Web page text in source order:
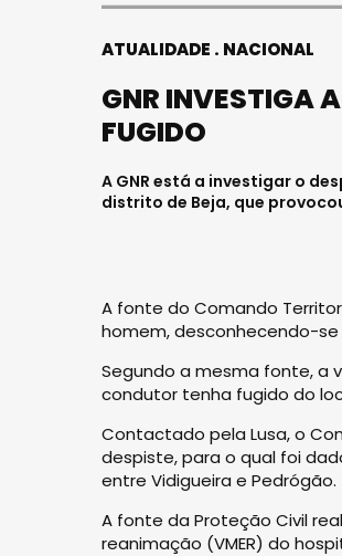
ATUALIDADE NACIONAL
GNR INVESTIGA
FUGIDO
A GNR está a investigar o
distrito de Beja, que
A fonte do Comando
homem, desconhecendo-
Segundo a mesma fonte, a
condutor tenha fugido do
Contactado pela Lusa, o
despiste, para o qual foi
entre Vidigueira e Pedrógão.
A fonte da Proteção Civil
reanimação (VMER) do